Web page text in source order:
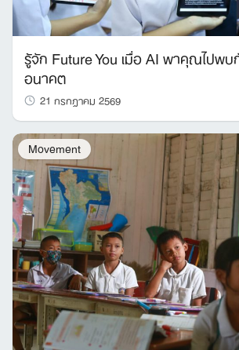
รู้จัก Future You เมื่อ AI พาคุณไปพบ
อนาคต
21 กรกฎาคม 2569
Movement